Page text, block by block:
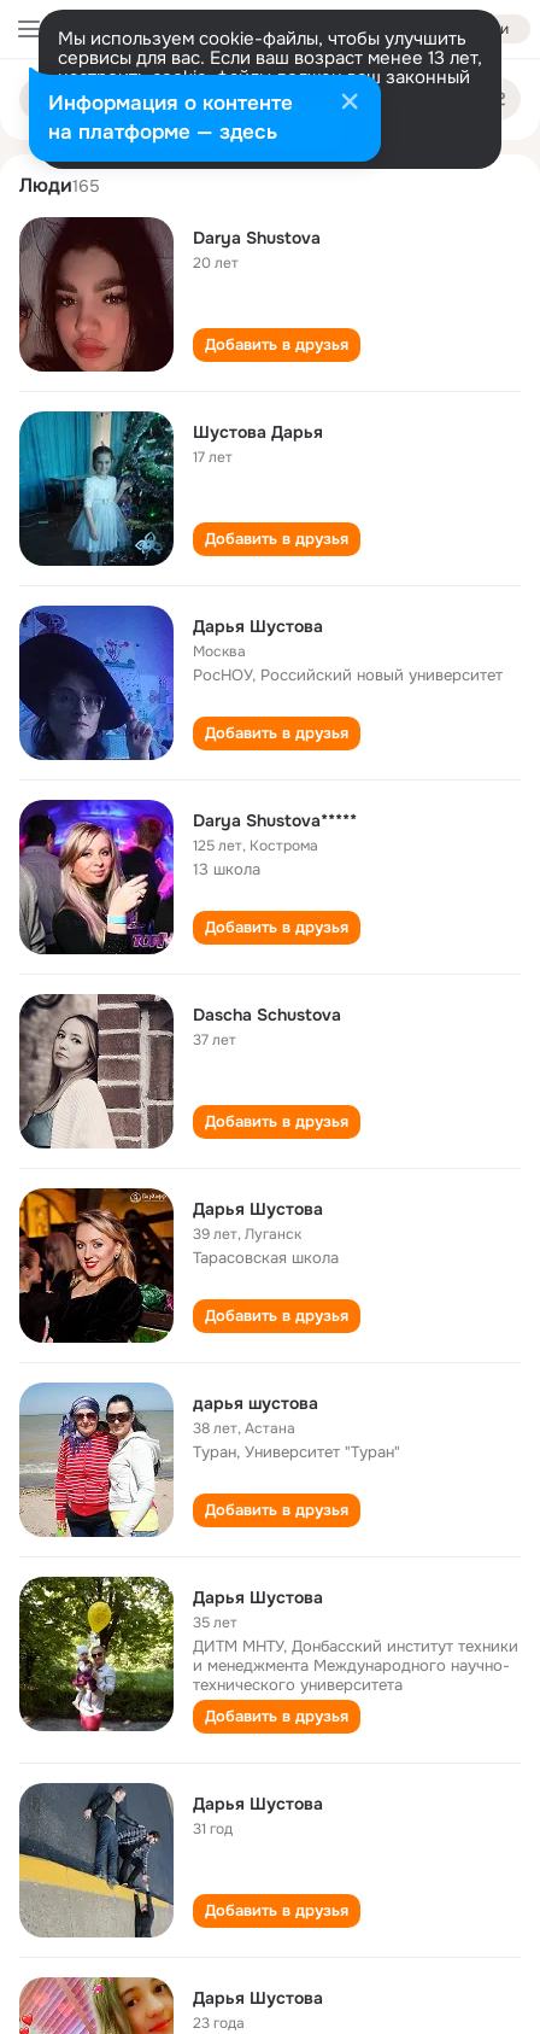
Войти
Мы используем cookie-файлы, чтобы улучшить
сервисы для вас. Если ваш возраст менее 13 лет,
настроить cookie-файлы должен ваш законный
представитель. Больше информации
Разрешить все Настроить
Поиск
людям
darya shustova
Люди165
Darya Shustova
20 лет
Добавить в друзья
Шустова Дарья
17 лет
Добавить в друзья
Дарья Шустова
Москва
РосНОУ, Российский новый университет
Добавить в друзья
Darya Shustova*****
125 лет, Кострома
13 школа
Добавить в друзья
Dascha Schustova
37 лет
Добавить в друзья
Дарья Шустова
39 лет,Луганск
Тарасовская школа
Добавить в друзья
дарья шустова
38 лет,Астана
Туран, Университет "Туран"
Добавить в друзья
Дарья Шустова
35 лет
ДИТМ МНТУ, Донбасский институт техники
и менеджмента Международного научно-
технического университета
Добавить в друзья
Дарья Шустова
31 год
Добавить в друзья
Дарья Шустова
23 года
Информация о контенте
на платформе — здесь